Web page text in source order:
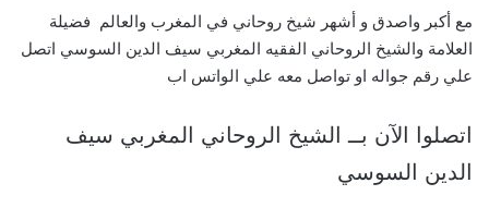
مع أكبر واصدق و أشهر شيخ روحاني في المغرب والعالم فضيلة
العلامة والشيخ الروحاني الفقيه المغربي سيف الدين السوسي اتصل
علي رقم جواله او تواصل معه علي الواتس اب
اتصلوا الآن بــ الشيخ الروحاني المغربي سيف
الدين السوسي